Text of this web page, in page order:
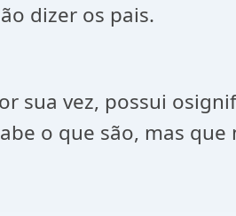
dizer os pais.
sua vez, possui
o que são, mas